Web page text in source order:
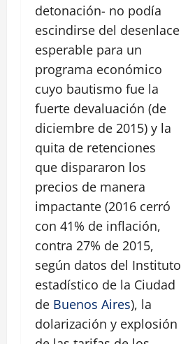
detonación- no podía
escindirse del desenlace
esperable para un
programa económico
cuyo bautismo fue la
fuerte devaluación (de
diciembre de 2015) y la
quita de retenciones
que dispararon los
precios de manera
impactante (2016 cerró
con 41% de inflación,
contra 27% de 2015,
según datos del Instituto
estadístico de la Ciudad
de Buenos Aires), la
dolarización y explosión